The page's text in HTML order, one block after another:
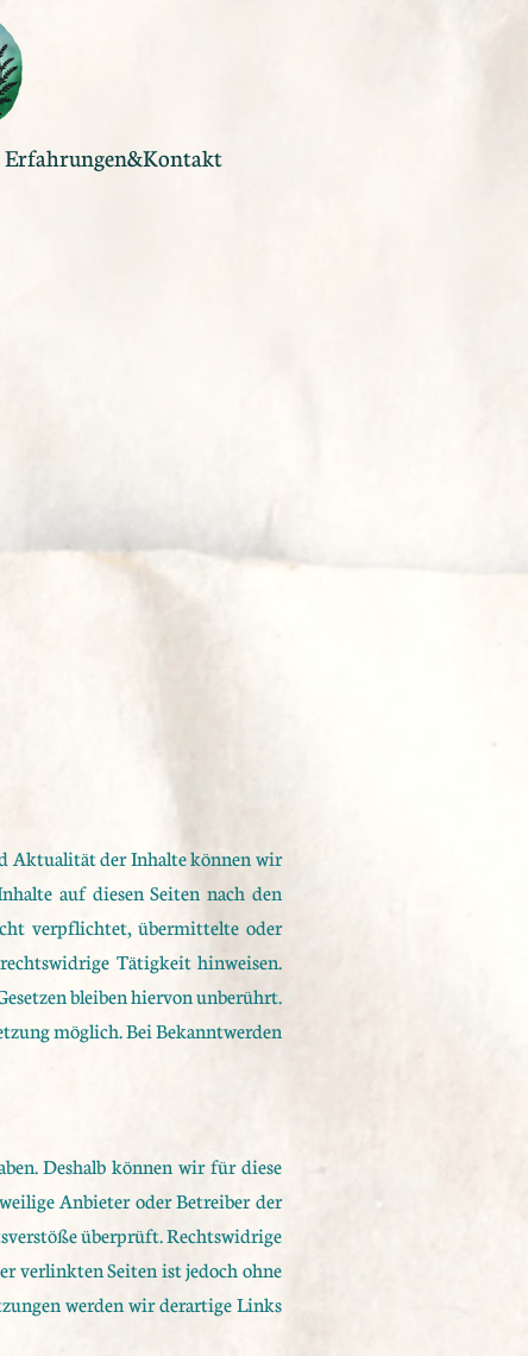
Erfahrungen&Kontakt
Aktualität der Inhalte können wir
auf diesen Seiten nach den
verpflichtet, übermittelte oder
Tätigkeit hinweisen.
bleiben hiervon unberührt.
möglich. Bei Bekanntwerden
Deshalb können wir für diese
Anbieter oder Betreiber der
überprüft. Rechtswidrige
verlinkten Seiten ist jedoch ohne
werden wir derartige Links